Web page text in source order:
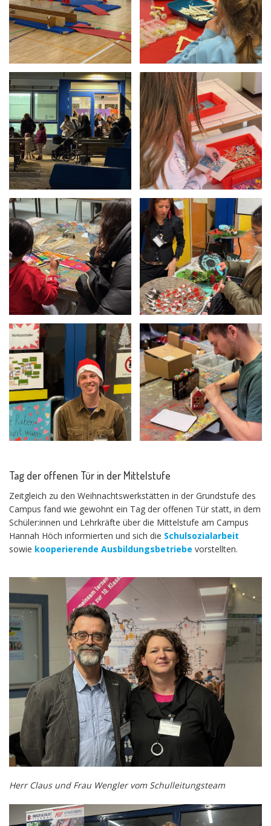
Tag der offenen Tür in der Mittelstufe
Zeitgleich zu den Weihnachtswerkstätten in der Grundstufe des
Campus fand wie gewohnt ein Tag der offenen Tür statt, in dem
Schüler:innen und Lehrkräfte über die Mittelstufe am Campus
Hannah Höch informierten und sich die Schulsozialarbeit
sowie kooperierende Ausbildungsbetriebe vorstellten.
Herr Claus und Frau Wengler vom Schulleitungsteam